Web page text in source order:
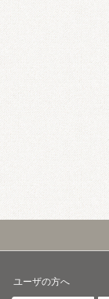
ユーザの方へ